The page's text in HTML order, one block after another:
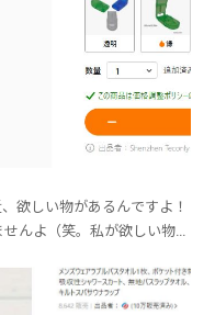
欲しい物があるんですよ！
んよ（笑。私が欲しい物
サプリを摂り始めました。ネ
ミンと、スーパーフ...